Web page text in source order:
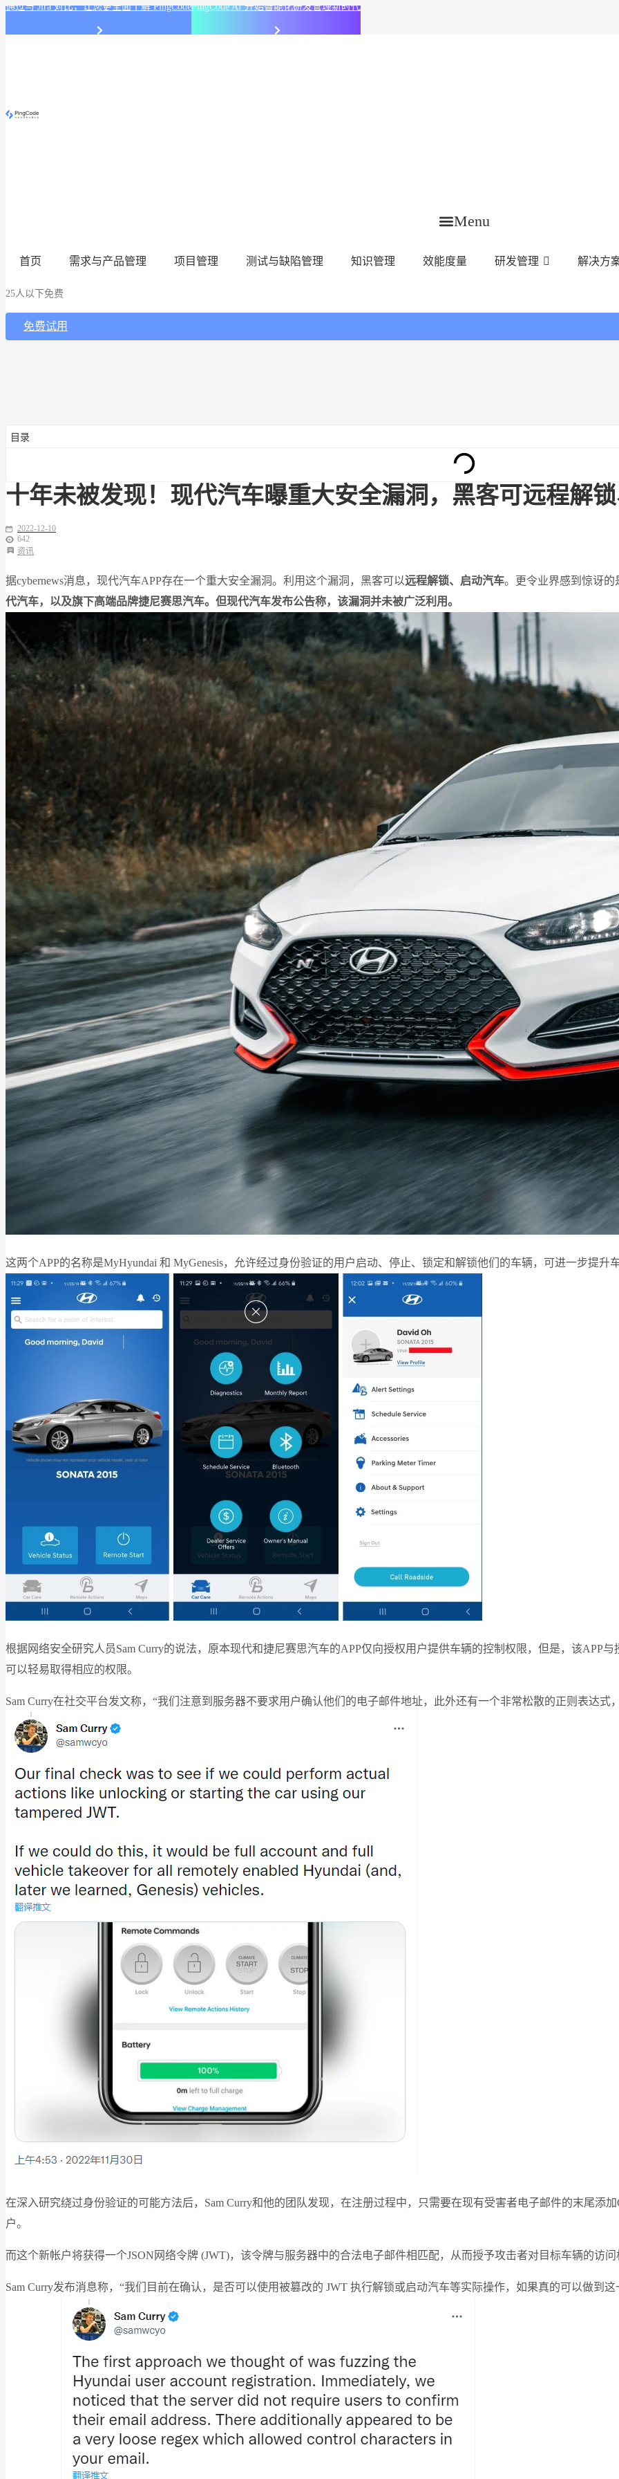
通过与 Jira 对比，让您更全面了解 PingCodePingCode AI 开始智能化研发管理新时代
Menu
首页 需求与产品管理 项目管理 测试与缺陷管理 知识管理 效能度量 研发管理 解决方
25人以下免费
免费试用
目录
十年未被发现！现代汽车曝重大安全漏洞，黑客可远程解
2022-12-10
642
资讯
据cybernews消息，现代汽车APP存在一个重大安全漏洞。利用这个漏洞，黑客可以远程解锁、启动汽车。更令业界感到惊讶的
代汽车，以及旗下高端品牌捷尼赛思汽车。但现代汽车发布公告称，该漏洞并未被广泛利用。
这两个APP的名称是MyHyundai 和 MyGenesis，允许经过身份验证的用户启动、停止、锁定和解锁他们的车辆，可进一步提升
根据网络安全研究人员Sam Curry的说法，原本现代和捷尼赛思汽车的APP仅向授权用户提供车辆的控制权限，但是，该APP
可以轻易取得相应的权限。
Sam Curry在社交平台发文称，“我们注意到服务器不要求用户确认他们的电子邮件地址，此外还有一个非常松散的正则表达式
在深入研究绕过身份验证的可能方法后，Sam Curry和他的团队发现，在注册过程中，只需要在现有受害者电子邮件的末尾添
户。
而这个新帐户将获得一个JSON网络令牌 (JWT)，该令牌与服务器中的合法电子邮件相匹配，从而授予攻击者对目标车辆的访问
Sam Curry发布消息称，“我们目前在确认，是否可以使用被篡改的 JWT 执行解锁或启动汽车等实际操作，如果真的可以做到